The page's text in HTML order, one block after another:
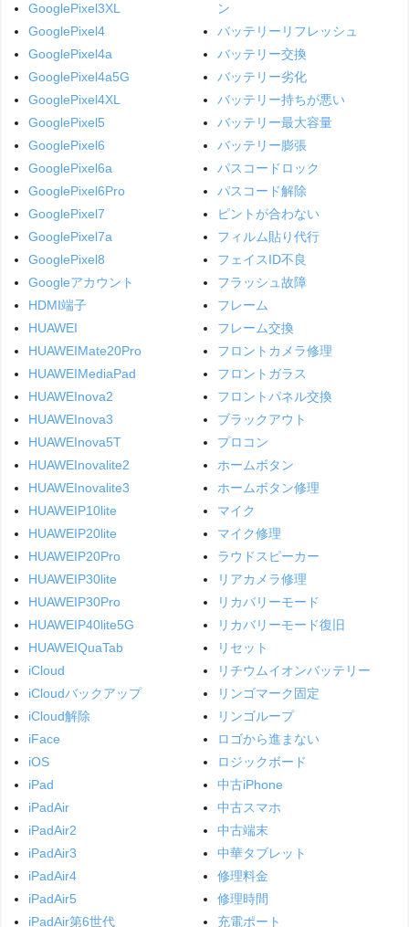
GooglePixel3XL
GooglePixel4
GooglePixel4a
GooglePixel4a5G
GooglePixel4XL
GooglePixel5
GooglePixel6
GooglePixel6a
GooglePixel6Pro
GooglePixel7
GooglePixel7a
GooglePixel8
Googleアカウント
HDMI端子
HUAWEI
HUAWEIMate20Pro
HUAWEIMediaPad
HUAWEInova2
HUAWEInova3
HUAWEInova5T
HUAWEInovalite2
HUAWEInovalite3
HUAWEIP10lite
HUAWEIP20lite
HUAWEIP20Pro
HUAWEIP30lite
HUAWEIP30Pro
HUAWEIP40lite5G
HUAWEIQuaTab
iCloud
iCloudバックアップ
iCloud解除
iFace
iOS
iPad
iPadAir
iPadAir2
iPadAir3
iPadAir4
iPadAir5
iPadAir第6世代
ン
バッテリーリフレッシュ
バッテリー交換
バッテリー劣化
バッテリー持ちが悪い
バッテリー最大容量
バッテリー膨張
パスコードロック
パスコード解除
ピントが合わない
フィルム貼り代行
フェイスID不良
フラッシュ故障
フレーム
フレーム交換
フロントカメラ修理
フロントガラス
フロントパネル交換
ブラックアウト
プロコン
ホームボタン
ホームボタン修理
マイク
マイク修理
ラウドスピーカー
リアカメラ修理
リカバリーモード
リカバリーモード復旧
リセット
リチウムイオンバッテリー
リンゴマーク固定
リンゴループ
ロゴから進まない
ロジックボード
中古iPhone
中古スマホ
中古端末
中華タブレット
修理料金
修理時間
充電ポート